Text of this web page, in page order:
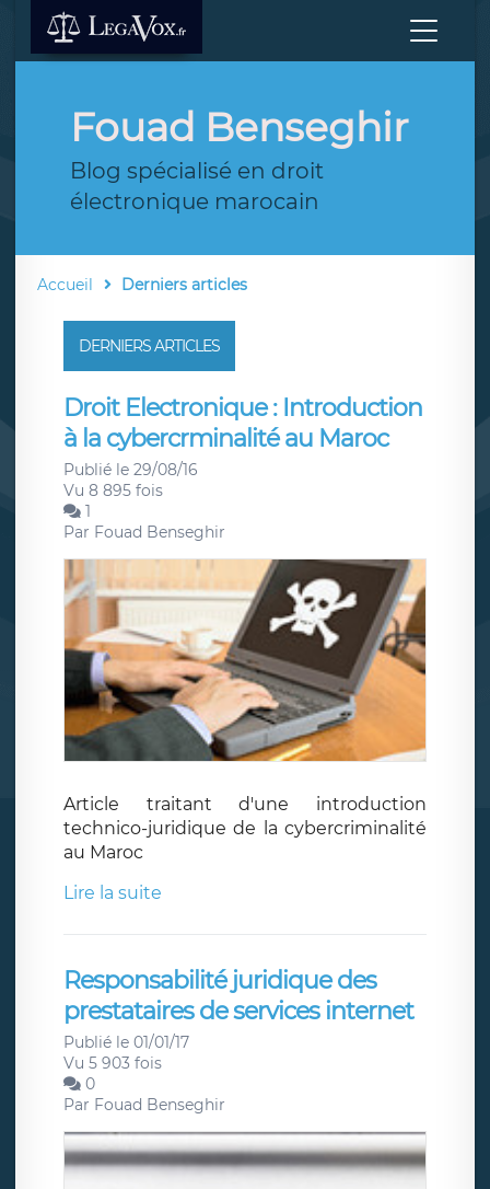
Fouad Benseghir
Blog spécialisé en droit
électronique marocain
Accueil Derniers articles
DERNIERS ARTICLES
Droit Electronique : Introduction
à la cybercrminalité au Maroc
Publié le 29/08/16
Vu 8 895 fois
1
Par Fouad Benseghir
Article traitant d'une introduction
technico-juridique de la cybercriminalité
au Maroc
Lire la suite
Responsabilité juridique des
prestataires de services internet
Publié le 01/01/17
Vu 5 903 fois
0
Par Fouad Benseghir